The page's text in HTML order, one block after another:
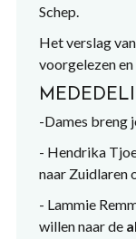
Schep.
Het verslag
voorgelezen
-Dames breng
- Hendrika
naar Zuidlaren
- Lammie
willen naar de